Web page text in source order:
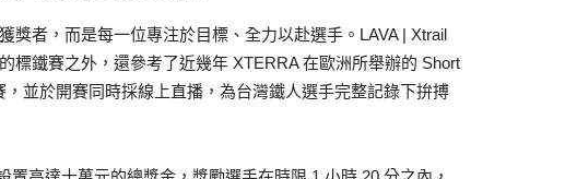
獎者，而是每一位專注於目標、全力以赴選手。LAVA | Xtrail
標鐵賽之外，還參考了近幾年 XTERRA 在歐洲所舉辦的 Short
並於開賽同時採線上直播，為台灣鐵人選手完整記錄下拚搏